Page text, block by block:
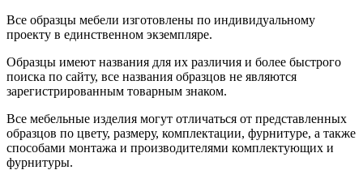
Все образцы мебели изготовлены по индивидуальному
проекту в единственном экземпляре.
Образцы имеют названия для их различия и более быстрого
поиска по сайту, все названия образцов не являются
зарегистрированным товарным знаком.
Все мебельные изделия могут отличаться от представленных
образцов по цвету, размеру, комплектации, фурнитуре, а также
способами монтажа и производителями комплектующих и
фурнитуры.